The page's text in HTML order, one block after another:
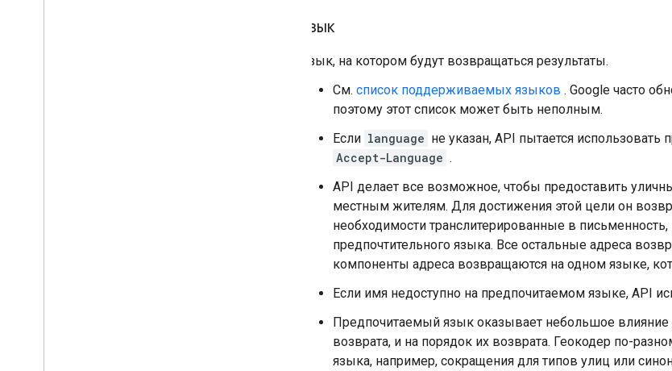
язык
Язык, на котором будут возвращаться результаты.
См. список поддерживаемых языков . Google часто
поэтому этот список может быть неполным.
Если language не указан, API пытается
Accept-Language .
API делает все возможное, чтобы предоставить
местным жителям. Для достижения этой цели он
необходимости транслитерированные в
предпочтительного языка. Все остальные адреса
компоненты адреса возвращаются на одном языке,
Если имя недоступно на предпочитаемом языке, API
Предпочитаемый язык оказывает небольшое влияние
возврата, и на порядок их возврата. Геокодер по-
языка, например, сокращения для типов улиц или